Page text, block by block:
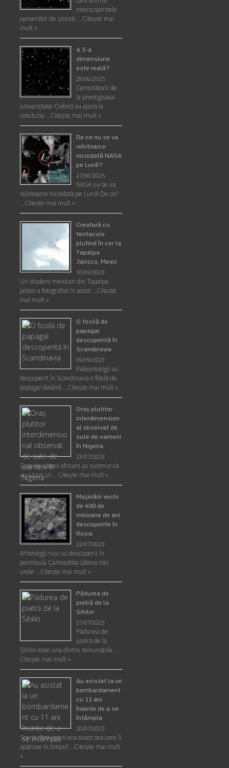
intens spiritele
oamenilor de ştiinţă. …Citește mai
mult »
A 5-a
dimensiune
este reală?
28/06/2025
Cercetătorii de
la prestigioasa
universitate Oxford au ajuns la
concluzia …Citește mai mult »
De ce nu se va
reîntoarce
niciodată NASA
pe Lună?
27/06/2025
NASA nu se va
reîntoarce niciodată pe Lună! De ce?
…Citește mai mult »
Creatură cu
tentacule
plutind în cer la
Tapalpa
Jalisco, Mexic
10/09/2023
Un student mexican din Tapalpa
Jalisco a fotografiat în acest …Citește
mai mult »
O fosilă de
papagal
descoperită în
Scandinavia
09/09/2023
Paleontologii au
descoperit în Scandinavia o fosilă de
papagal datând …Citește mai mult »
Oraş plutitor
interdimension
al observat de
sute de oameni
în Nigeria
23/07/2023
Sute de săteni africani au susținut că
au văzut un …Citește mai mult »
Maşinării vechi
de 400 de
milioane de ani
descoperite în
Rusia
22/07/2023
Arheologii ruşi au descoperit în
peninsula Camceatka câteva roci
unde …Citește mai mult »
Pădurea de
piatră de la
Sihilin
21/07/2023
Pădurea de
piatră de la
Sihilin este una dintre minunăţiile …
Citește mai mult »
Au asistat la un
bombardament
cu 11 ani
înainte de a se
întâmpla
20/07/2023
Scena distrugerii era exact cea care îi
apăruse în timpul …Citește mai mult
»